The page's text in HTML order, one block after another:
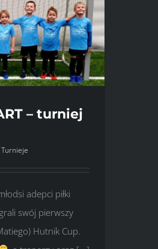
– turniej
Turnieje
adepci piłki
swój pierwszy
Hutnik Cup.